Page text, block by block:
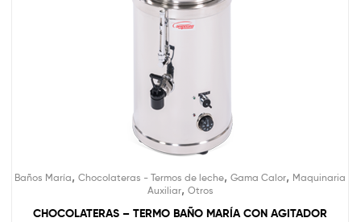
Baños María, Chocolateras - Termos de leche, Gama Calor, Maquinaria
Auxiliar, Otros
CHOCOLATERAS – TERMO BAÑO MARÍA CON AGITADOR